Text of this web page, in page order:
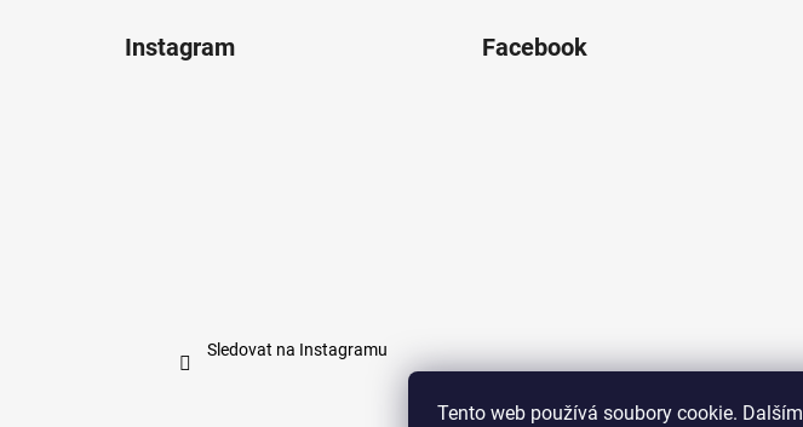
Tento web používá soubory cookie. Dalším
Instagram
Sledovat na Instagramu
Facebook